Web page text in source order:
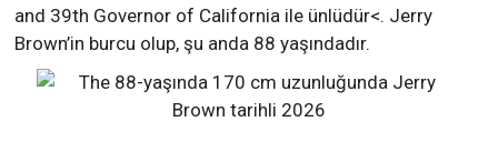
and 39th Governor of California ile ünlüdür<. Jerry
Brown’in burcu olup, şu anda 88 yaşındadır.